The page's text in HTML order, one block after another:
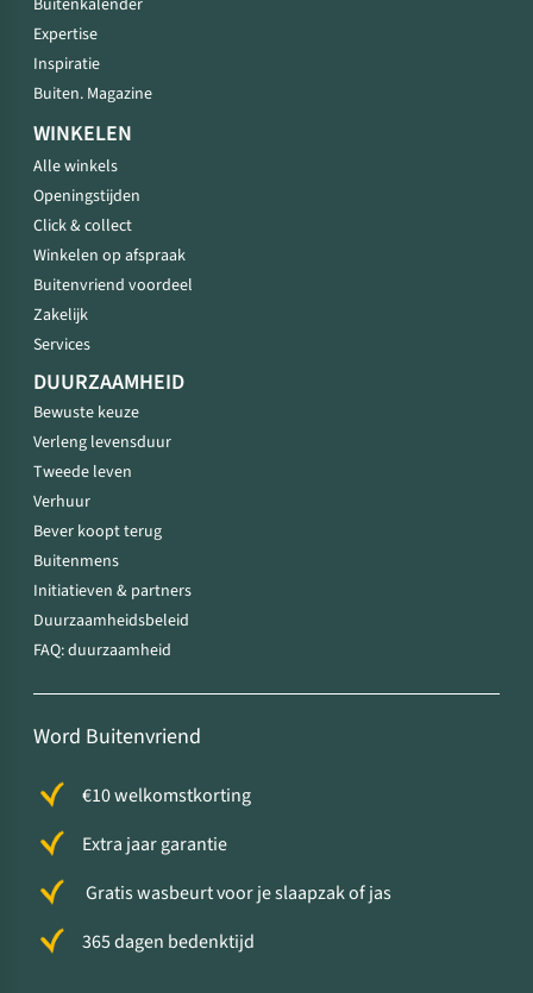
Buitenkalender
Expertise
Inspiratie
Buiten. Magazine
WINKELEN
Alle winkels
Openingstijden
Click & collect
Winkelen op afspraak
Buitenvriend voordeel
Zakelijk
Services
DUURZAAMHEID
Bewuste keuze
Verleng levensduur
Tweede leven
Verhuur
Bever koopt terug
Buitenmens
Initiatieven & partners
Duurzaamheidsbeleid
FAQ: duurzaamheid
Word Buitenvriend
€10 welkomstkorting
Extra jaar garantie
Gratis wasbeurt voor je slaapzak of jas
365 dagen bedenktijd